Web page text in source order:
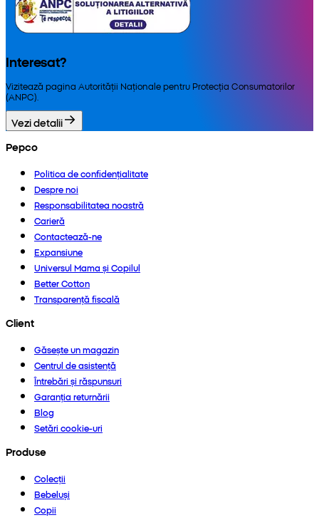
Interesat?
Vizitează pagina Autorității Naționale pentru Protecția Consumatorilor
(ANPC).
Vezi detalii
Pepco
Politica de confidențialitate
Despre noi
Responsabilitatea noastră
Carieră
Contactează-ne
Expansiune
Universul Mama și Copilul
Better Cotton
Transparență fiscală
Client
Găsește un magazin
Centrul de asistență
Întrebări și răspunsuri
Garanția returnării
Blog
Setări cookie-uri
Produse
Colecții
Bebeluși
Copii